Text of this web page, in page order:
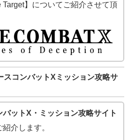
】についてご紹介させて頂
スコンバットXミッション攻略サ
バットX・ミッション攻略サイト
紹介します。